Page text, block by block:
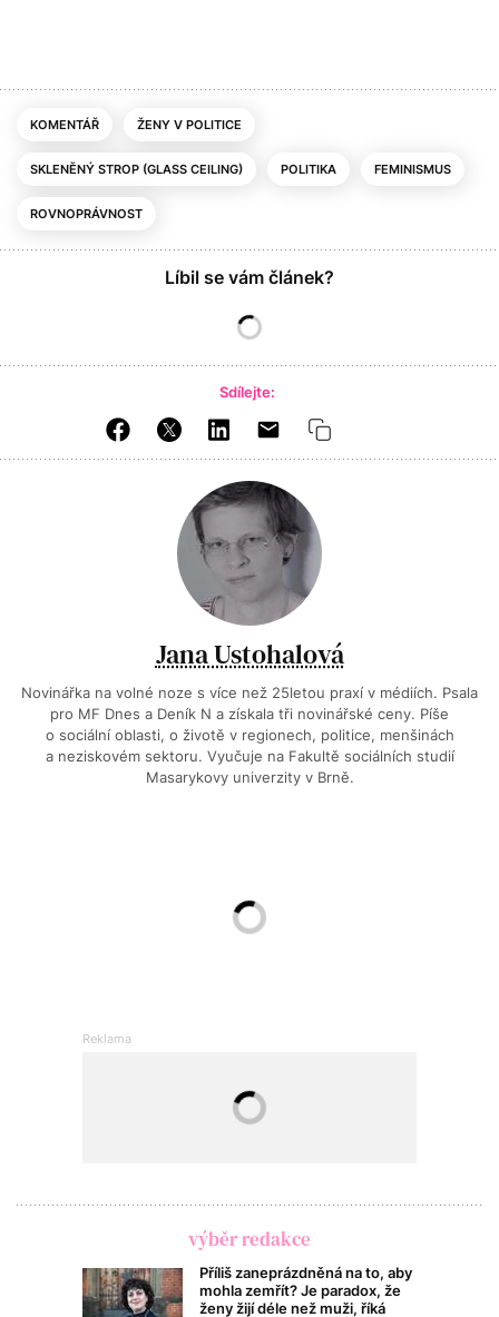
KOMENTÁŘ ŽENY V POLITICE
SKLENĚNÝ STROP (GLASS CEILING) POLITIKA FEMINISMUS
ROVNOPRÁVNOST
Líbil se vám článek?
Sdílejte:
Jana Ustohalová
Novinářka na volné noze s více než 25letou praxí v médiích. Psala
pro MF Dnes a Deník N a získala tři novinářské ceny. Píše
o sociální oblasti, o životě v regionech, politice, menšinách
a neziskovém sektoru. Vyučuje na Fakultě sociálních studií
Masarykovy univerzity v Brně.
výběr redakce
Příliš zaneprázdněná na to, aby
mohla zemřít? Je paradox, že
ženy žijí déle než muži, říká